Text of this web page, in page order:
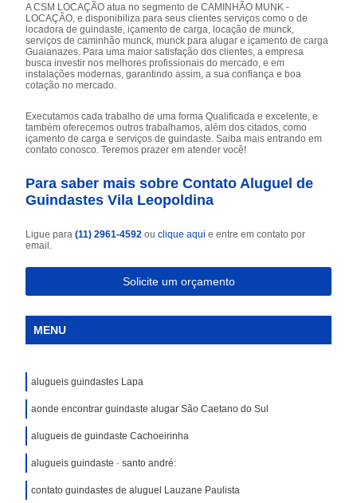
A CSM LOCAÇÃO atua no segmento de CAMINHÃO MUNK -
LOCAÇÃO, e disponibiliza para seus clientes serviços como o de
locadora de guindaste, içamento de carga, locação de munck,
serviços de caminhão munck, munck para alugar e içamento de carga
Guaianazes. Para uma maior satisfação dos clientes, a empresa
busca investir nos melhores profissionais do mercado, e em
instalações modernas, garantindo assim, a sua confiança e boa
cotação no mercado.
Executamos cada trabalho de uma forma Qualificada e excelente, e
também oferecemos outros trabalhamos, além dos citados, como
içamento de carga e serviços de guindaste. Saiba mais entrando em
contato conosco. Teremos prazer em atender você!
Para saber mais sobre Contato Aluguel de
Guindastes Vila Leopoldina
Ligue para(11) 2961-4592ouclique aqui e entre em contato por
email.
Solicite um orçamento
MENU
alugueis guindastes Lapa
aonde encontrar guindaste alugar São Caetano do Sul
alugueis de guindaste Cachoeirinha
alugueis guindaste · santo andré:
contato guindastes de aluguel Lauzane Paulista